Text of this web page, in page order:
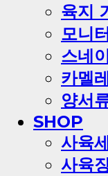
육지
모니
스네
카멜
양서
SHOP
사육
사육